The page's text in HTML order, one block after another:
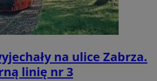
na ulice Zabrza.
linię nr 3